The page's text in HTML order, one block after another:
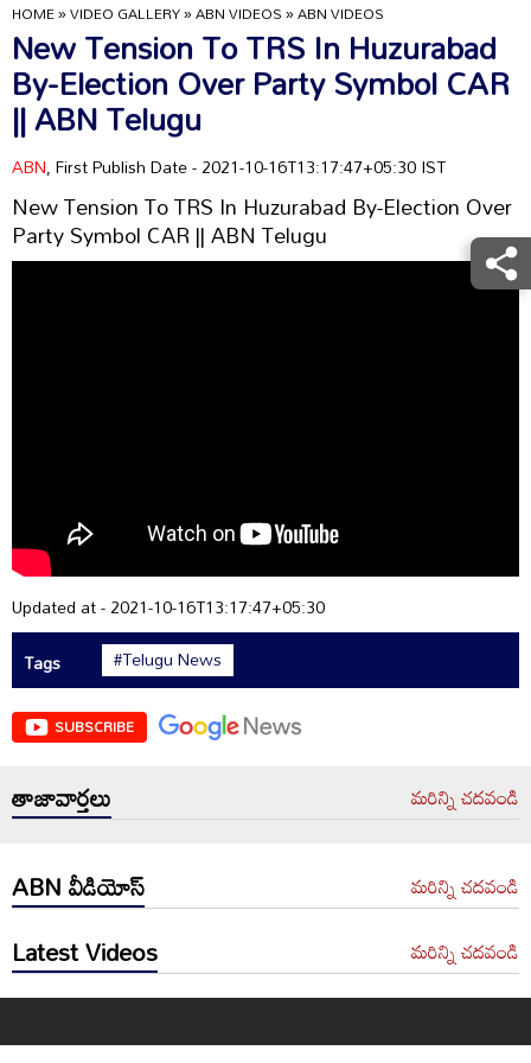
HOME»VIDEO GALLERY»ABN VIDEOS»ABN VIDEOS
New Tension To TRS In Huzurabad
By-Election Over Party Symbol CAR
|| ABN Telugu
ABN, First Publish Date - 2021-10-16T13:17:47+05:30 IST
New Tension To TRS In Huzurabad By-Election Over
Party Symbol CAR || ABN Telugu
Updated at - 2021-10-16T13:17:47+05:30
Tags
#Telugu News
SUBSCRIBE
తాజావార్తలు మరిన్ని చదవండి
ABN వీడియోస్ మరిన్ని చదవండి
Latest Videos మరిన్ని చదవండి